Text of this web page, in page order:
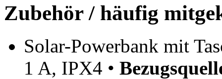
Zubehör / häufig
Solar-Powerbank mit
1 A, IPX4 •